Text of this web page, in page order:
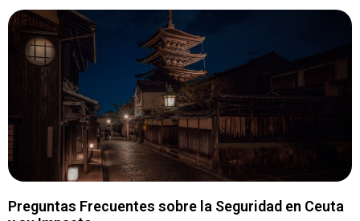
Preguntas Frecuentes sobre la Seguridad en Ceuta